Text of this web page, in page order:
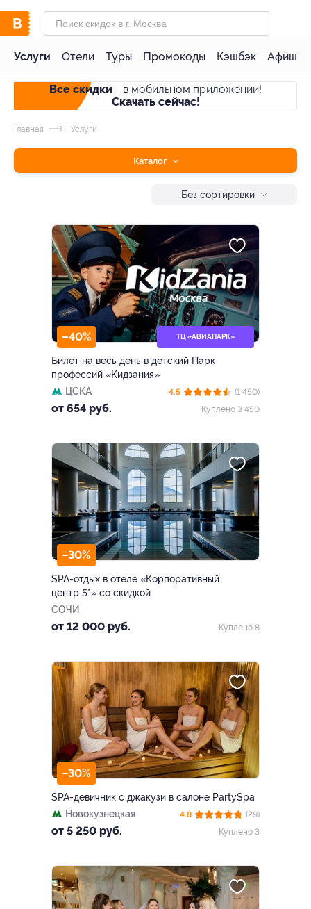
Услуги Отели Туры Промокоды Кэшбэк Афиша
Все скидки - в мобильном приложении!
Скачать сейчас!
Главная Услуги
Каталог
Без сортировки
–40% ТЦ «АВИАПАРК»
Билет на весь день в детский Парк
профессий «Кидзания»
ЦСКА
от 654 руб.
4.5
(1 450)
Куплено 3 450
–30%
SPA-отдых в отеле «Корпоративный
центр 5*» со скидкой
СОЧИ
от 12 000 руб. Куплено 8
–30%
SPA-девичник с джакузи в салоне PartySpa
Новокузнецкая
от 5 250 руб.
4.8
(29)
Куплено 3